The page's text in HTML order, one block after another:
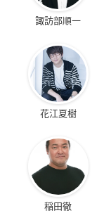
諏訪部順一
花江夏樹
稲田徹